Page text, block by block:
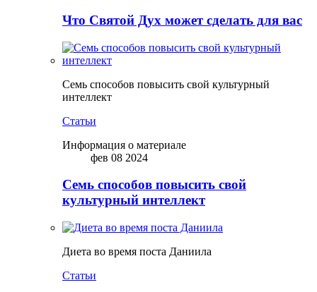
Что Святой Дух может сделать для вас
Семь способов повысить свой культурный
интеллект
Статьи
Информация о материале
фев 08 2024
Семь способов повысить свой
культурный интеллект
Диета во время поста Даниила
Статьи